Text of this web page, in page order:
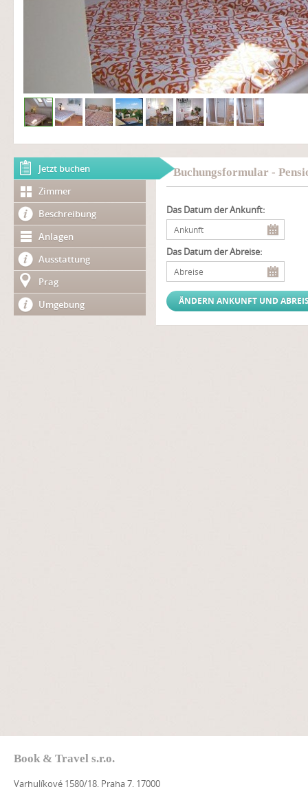
Jetzt buchen
Zimmer
Beschreibung
Anlagen
Ausstattung
Prag
Umgebung
Buchungsformular -
Das Datum der Ankunft:
Das Datum der Abreise:
Book & Travel s.r.o.
Varhulíkové 1580/18, Praha 7, 17000